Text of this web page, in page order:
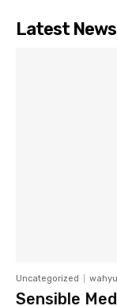
Latest News
Uncategorized
Sensible